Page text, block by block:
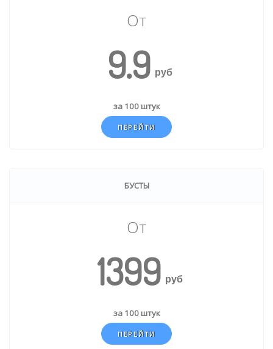
От
9.9руб
за 100 штук
ПЕРЕЙТИ
БУСТЫ
От
1399руб
за 100 штук
ПЕРЕЙТИ